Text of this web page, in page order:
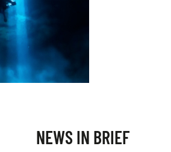
NEWS IN BRIEF